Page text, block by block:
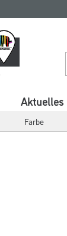
Farbe
Aktuelles